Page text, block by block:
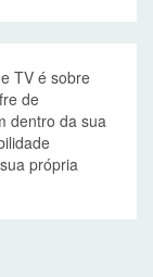
TV é sobre
de
dentro da sua
própria